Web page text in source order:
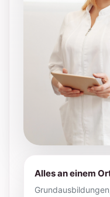
Alles an einem